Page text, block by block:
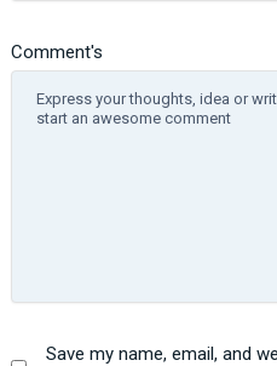
Comment's
Save my name, email, and